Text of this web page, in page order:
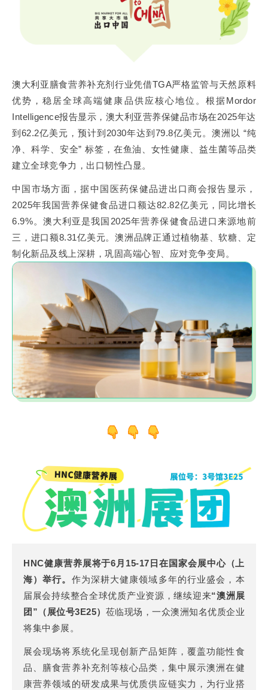
澳大利亚膳食营养补充剂行业凭借TGA严格监管与天然原料
优势，稳居全球高端健康品供应核心地位。根据Mordor
Intelligence报告显示，澳大利亚营养保健品市场在2025年达
到62.2亿美元，预计到2030年达到79.8亿美元。澳洲以 “纯
净、科学、安全” 标签，在鱼油、女性健康、益生菌等品类
建立全球竞争力，出口韧性凸显。
中国市场方面，据中国医药保健品进出口商会报告显示，
2025年我国营养保健食品进口额达82.82亿美元，同比增长
6.9%。澳大利亚是我国2025年营养保健食品进口来源地前
三，进口额8.31亿美元。澳洲品牌正通过植物基、软糖、定
制化新品及线上深耕，巩固高端心智、应对竞争变局。
HNC健康营养展将于6月15-17日在国家会展中心（上
海）举行。 作为深耕大健康领域多年的行业盛会，本
届展会持续整合全球优质产业资源，继续迎来“澳洲展
团”（展位号3E25） 莅临现场，一众澳洲知名优质企业
将集中参展。
展会现场将系统化呈现创新产品矩阵，覆盖功能性食
品、膳食营养补充剂等核心品类，集中展示澳洲在健
康营养领域的研发成果与优质供应链实力，为行业搭